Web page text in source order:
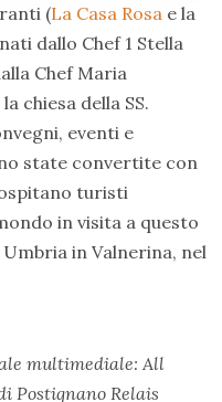
(La Casa Rosa e la
dallo Chef 1 Stella
Chef Maria
chiesa della SS.
eventi e
state convertite con
turisti
in visita a questo
in Valnerina, nel
multimediale: All
Postignano Relais